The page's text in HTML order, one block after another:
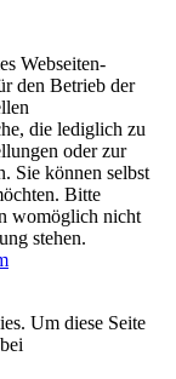
Webseiten-
den Betrieb der
die lediglich zu
oder zur
Sie können selbst
Bitte
womöglich nicht
stehen.
Um diese Seite